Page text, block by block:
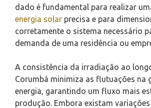
dado é fundamental para realizar
energia solar precisa e para
corretamente o sistema necessário
demanda de uma residência ou
A consistência da irradiação ao
Corumbá minimiza as flutuações na
energia, garantindo um fluxo mais
produção. Embora existam